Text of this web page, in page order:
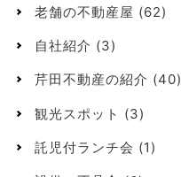
老舗の不動産屋 (62)
自社紹介 (3)
芹田不動産の紹介 (40)
観光スポット (3)
託児付ランチ会 (1)